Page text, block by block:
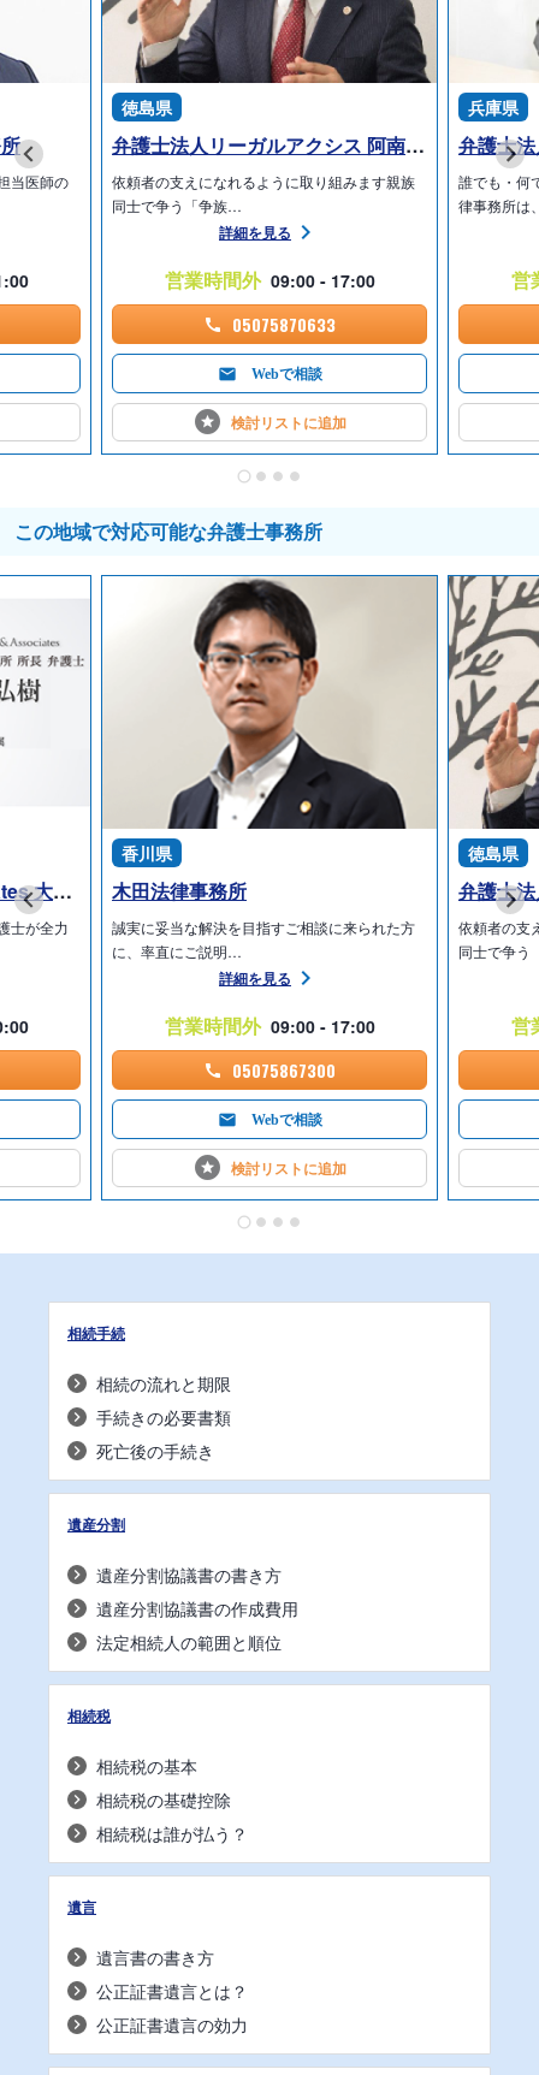
当医師の
徳島県
弁護士法人リーガルアクシス 阿南事務所
依頼者の支えになれるように取り組みます親族
同士で争う「争族…
詳細を見る
営業時間外 09:00 - 17:00
05075870633
Webで相談
検討リストに追加
兵庫県
弁護士
誰でも・何
律事務所は
営
この地域で対応可能な弁護士事務所
弁護士法人ALG & Associates 大阪法律事務所
士が全力
香川県
木田法律事務所
誠実に妥当な解決を目指すご相談に来られた方
に、率直にご説明…
詳細を見る
営業時間外 09:00 - 17:00
05075867300
Webで相談
検討リストに追加
徳島県
依頼者の支
同士で争
営
相続手続
相続の流れと期限
手続きの必要書類
死亡後の手続き
遺産分割
遺産分割協議書の書き方
遺産分割協議書の作成費用
法定相続人の範囲と順位
相続税
相続税の基本
相続税の基礎控除
相続税は誰が払う？
遺言
遺言書の書き方
公正証書遺言とは？
公正証書遺言の効力